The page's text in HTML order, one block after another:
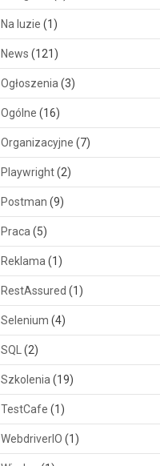
Na luzie (1)
News (121)
Ogłoszenia (3)
Ogólne (16)
Organizacyjne (7)
Playwright(2)
Postman (9)
Praca (5)
Reklama (1)
RestAssured (1)
Selenium (4)
SQL (2)
Szkolenia (19)
TestCafe (1)
WebdriverIO (1)